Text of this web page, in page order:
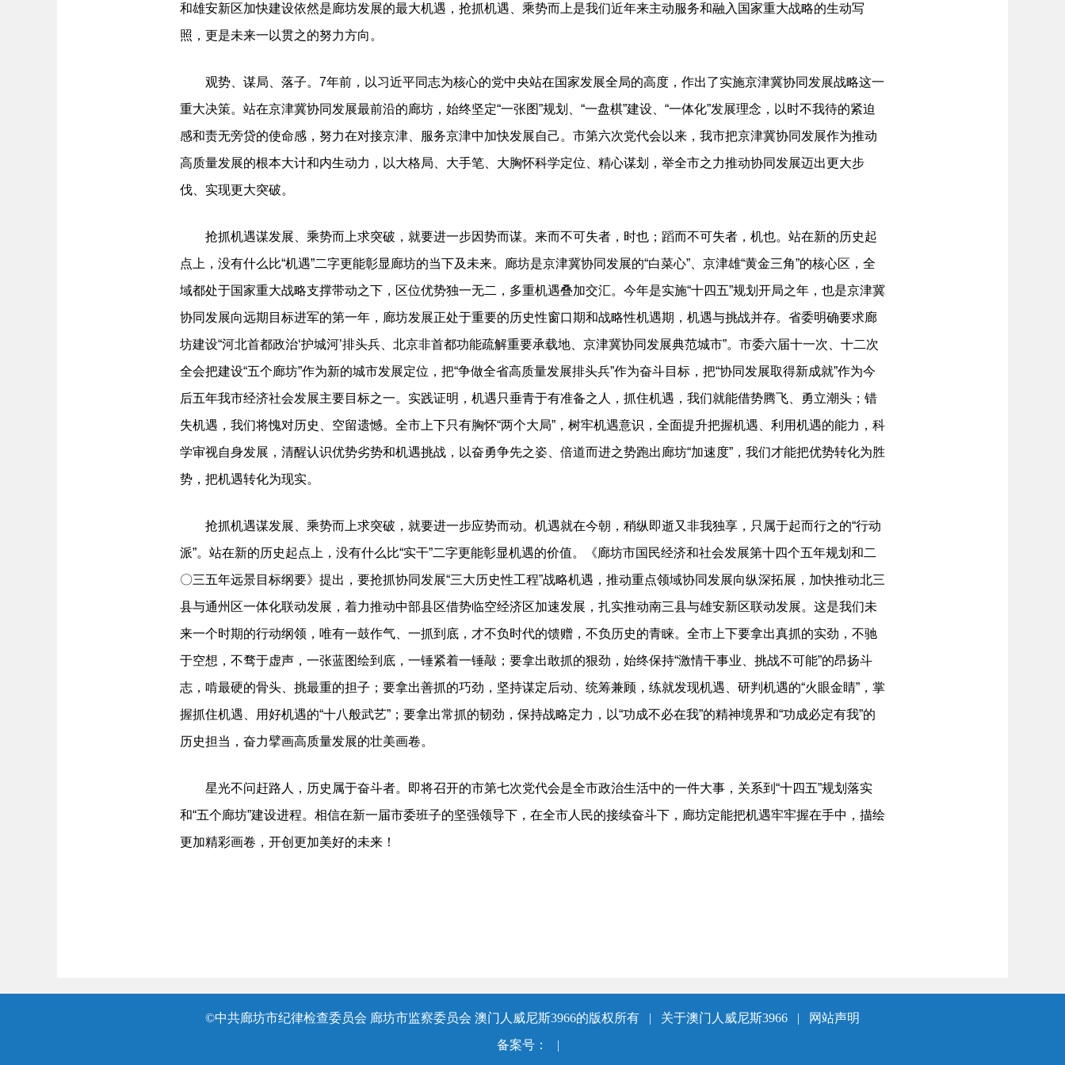
和雄安新区加快建设依然是廊坊发展的最大机遇，抢抓机遇、乘势而上是我们近年来主动服务和融入国家重大战略的生动写
照，更是未来一以贯之的努力方向。
观势、谋局、落子。7年前，以习近平同志为核心的党中央站在国家发展全局的高度，作出了实施京津冀协同发展战略这一
重大决策。站在京津冀协同发展最前沿的廊坊，始终坚定“一张图”规划、“一盘棋”建设、“一体化”发展理念，以时不我待的紧迫
感和责无旁贷的使命感，努力在对接京津、服务京津中加快发展自己。市第六次党代会以来，我市把京津冀协同发展作为推动
高质量发展的根本大计和内生动力，以大格局、大手笔、大胸怀科学定位、精心谋划，举全市之力推动协同发展迈出更大步
伐、实现更大突破。
抢抓机遇谋发展、乘势而上求突破，就要进一步因势而谋。来而不可失者，时也；蹈而不可失者，机也。站在新的历史起
点上，没有什么比“机遇”二字更能彰显廊坊的当下及未来。廊坊是京津冀协同发展的“白菜心”、京津雄“黄金三角”的核心区，全
域都处于国家重大战略支撑带动之下，区位优势独一无二，多重机遇叠加交汇。今年是实施“十四五”规划开局之年，也是京津冀
协同发展向远期目标进军的第一年，廊坊发展正处于重要的历史性窗口期和战略性机遇期，机遇与挑战并存。省委明确要求廊
坊建设“河北首都政治‘护城河’排头兵、北京非首都功能疏解重要承载地、京津冀协同发展典范城市”。市委六届十一次、十二次
全会把建设“五个廊坊”作为新的城市发展定位，把“争做全省高质量发展排头兵”作为奋斗目标，把“协同发展取得新成就”作为今
后五年我市经济社会发展主要目标之一。实践证明，机遇只垂青于有准备之人，抓住机遇，我们就能借势腾飞、勇立潮头；错
失机遇，我们将愧对历史、空留遗憾。全市上下只有胸怀“两个大局”，树牢机遇意识，全面提升把握机遇、利用机遇的能力，科
学审视自身发展，清醒认识优势劣势和机遇挑战，以奋勇争先之姿、倍道而进之势跑出廊坊“加速度”，我们才能把优势转化为胜
势，把机遇转化为现实。
抢抓机遇谋发展、乘势而上求突破，就要进一步应势而动。机遇就在今朝，稍纵即逝又非我独享，只属于起而行之的“行动
派”。站在新的历史起点上，没有什么比“实干”二字更能彰显机遇的价值。《廊坊市国民经济和社会发展第十四个五年规划和二
〇三五年远景目标纲要》提出，要抢抓协同发展“三大历史性工程”战略机遇，推动重点领域协同发展向纵深拓展，加快推动北三
县与通州区一体化联动发展，着力推动中部县区借势临空经济区加速发展，扎实推动南三县与雄安新区联动发展。这是我们未
来一个时期的行动纲领，唯有一鼓作气、一抓到底，才不负时代的馈赠，不负历史的青睐。全市上下要拿出真抓的实劲，不驰
于空想，不骛于虚声，一张蓝图绘到底，一锤紧着一锤敲；要拿出敢抓的狠劲，始终保持“激情干事业、挑战不可能”的昂扬斗
志，啃最硬的骨头、挑最重的担子；要拿出善抓的巧劲，坚持谋定后动、统筹兼顾，练就发现机遇、研判机遇的“火眼金睛”，掌
握抓住机遇、用好机遇的“十八般武艺”；要拿出常抓的韧劲，保持战略定力，以“功成不必在我”的精神境界和“功成必定有我”的
历史担当，奋力擘画高质量发展的壮美画卷。
星光不问赶路人，历史属于奋斗者。即将召开的市第七次党代会是全市政治生活中的一件大事，关系到“十四五”规划落实
和“五个廊坊”建设进程。相信在新一届市委班子的坚强领导下，在全市人民的接续奋斗下，廊坊定能把机遇牢牢握在手中，描绘
更加精彩画卷，开创更加美好的未来！
©中共廊坊市纪律检查委员会 廊坊市监察委员会 澳门人威尼斯3966的版权所有 | 关于澳门人威尼斯3966 |
网站声明
备案号：
|